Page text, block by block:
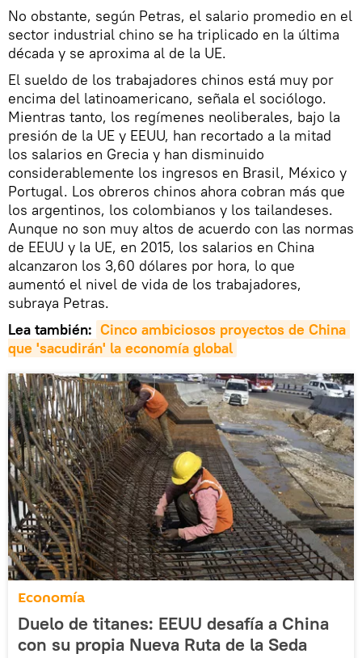
No obstante, según Petras, el salario promedio en el
sector industrial chino se ha triplicado en la última
década y se aproxima al de la UE.
El sueldo de los trabajadores chinos está muy por
encima del latinoamericano, señala el sociólogo.
Mientras tanto, los regímenes neoliberales, bajo la
presión de la UE y EEUU, han recortado a la mitad
los salarios en Grecia y han disminuido
considerablemente los ingresos en Brasil, México y
Portugal. Los obreros chinos ahora cobran más que
los argentinos, los colombianos y los tailandeses.
Aunque no son muy altos de acuerdo con las normas
de EEUU y la UE, en 2015, los salarios en China
alcanzaron los 3,60 dólares por hora, lo que
aumentó el nivel de vida de los trabajadores,
subraya Petras.
Lea también: Cinco ambiciosos proyectos de China
que 'sacudirán' la economía global
Economía
Duelo de titanes: EEUU desafía a China
con su propia Nueva Ruta de la Seda